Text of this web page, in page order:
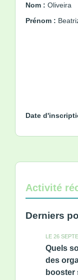
Nom : Oliveira
Prénom :
Date
Activité
Derniers
LE 26
Quels
des
booster